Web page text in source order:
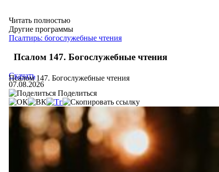
Читать полностью
Другие программы
Псалтирь: богослужебные чтения
Псалом 147. Богослужебные чтения
Псалом 147. Богослужебные чтения
Скачать
07.08.2026
Поделиться